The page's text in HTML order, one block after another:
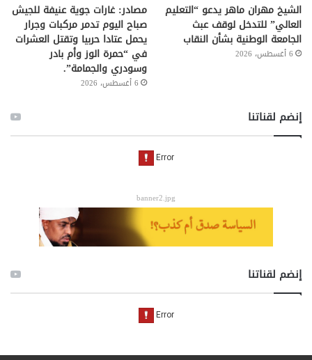
الشيخ مهران ماهر يدعو “التعليم
العالي” للتدخل لوقف عبث
الجامعة الوطنية بشأن النقاب
6 أغسطس، 2026
مصادر: غارات جوية عنيفة للجيش
صباح اليوم تدمر مركبات وجرار
يحمل عتادا حربيا وتقتل العشرات
في “حمرة الوز وأم بادر
وسودري والجمامة”.
6 أغسطس، 2026
إنضم لقناتنا
banner2.jpg
إنضم لقناتنا